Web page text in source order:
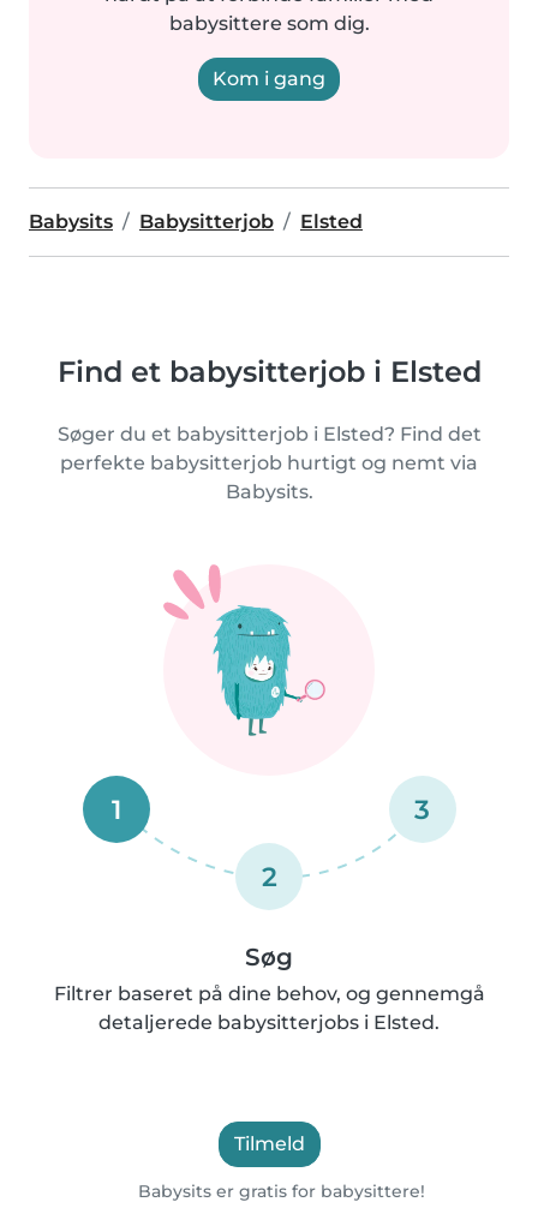
babysittere som dig.
Kom i gang
Babysits Babysitterjob Elsted
Find et babysitterjob i Elsted
Søger du et babysitterjob i Elsted? Find det
perfekte babysitterjob hurtigt og nemt via
Babysits.
1
2
3
Søg
Filtrer baseret på dine behov, og gennemgå
detaljerede babysitterjobs i Elsted.
Tilmeld
Babysits er gratis for babysittere!